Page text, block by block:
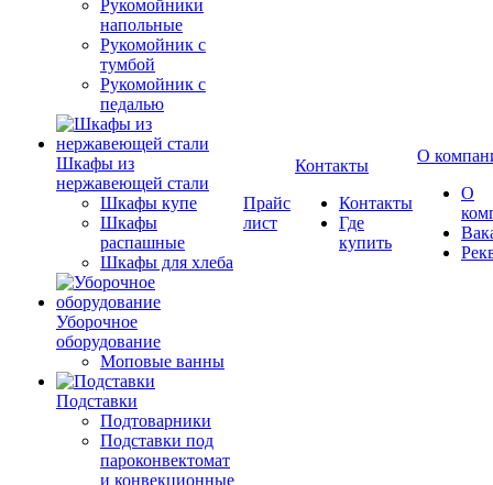
Рукомойники
напольные
Рукомойник с
тумбой
Рукомойник с
педалью
Шкафы из
нержавеющей стали
Шкафы купе
Шкафы
распашные
Шкафы для хлеба
Уборочное
оборудование
Моповые ванны
Подставки
Подтоварники
Подставки под
пароконвектомат
и конвекционные
Прайс
лист
Контакты
Контакты
Где
купить
О
О